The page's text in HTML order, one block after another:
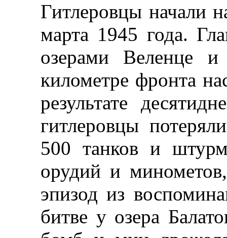
Гитлеровцы начали
марта 1945 года.
озерами Веленце
километре фронта
результате
гитлеровцы
500 танков и
орудий и
эпизод из
битве у озера